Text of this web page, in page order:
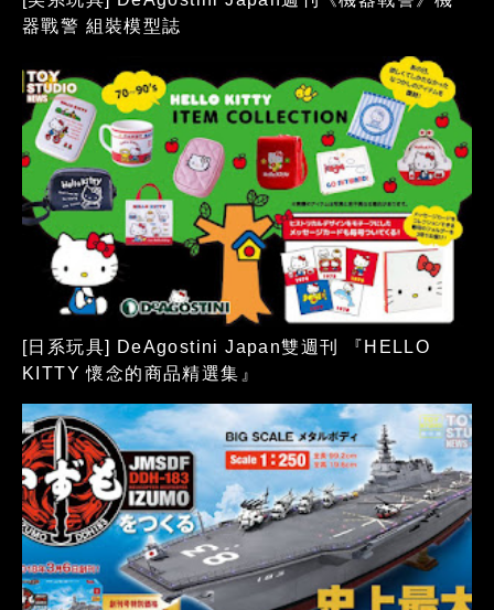
器戰警 組裝模型誌
[日系玩具] DeAgostini Japan雙週刊 『HELLO
KITTY 懷念的商品精選集』